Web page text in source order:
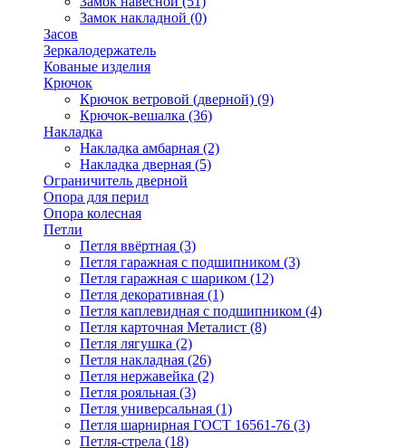
Замок накладной (0)
Засов
Зеркалодержатель
Кованые изделия
Крючок
Крючок ветровой (дверной) (9)
Крючок-вешалка (36)
Накладка
Накладка амбарная (2)
Накладка дверная (5)
Ограничитель дверной
Опора для перил
Опора колесная
Петли
Петля ввёртная (3)
Петля гаражная с подшипником (3)
Петля гаражная с шариком (12)
Петля декоративная (1)
Петля каплевидная с подшипником (4)
Петля карточная Металист (8)
Петля лягушка (2)
Петля накладная (26)
Петля нержавейка (2)
Петля рояльная (3)
Петля универсальная (1)
Петля шарнирная ГОСТ 16561-76 (3)
Петля-стрела (18)